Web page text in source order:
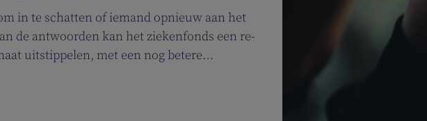
in te schatten of iemand opnieuw aan het
de antwoorden kan het ziekenfonds een re-
uitstippelen, met een nog betere